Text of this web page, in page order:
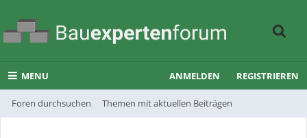
MENU
Foren durchsuchen Themen mit aktuellen Beiträgen
ANMELDEN REGISTRIEREN